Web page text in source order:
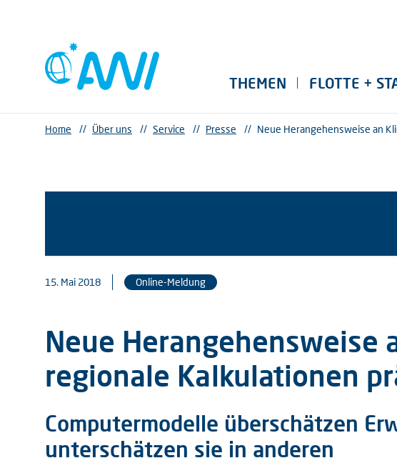
THEMEN FLOTTE +
Home // Über uns // Service // Presse // Neue Herangehensweise an
15. Mai 2018 Online-Meldung
Neue Herangehensweise
regionale Kalkulationen
Computermodelle überschätzen
unterschätzen sie in anderen